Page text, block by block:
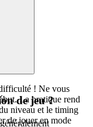
! Ne vous
La pratique rend
niveau et le timing
de jouer en mode
de jeu ?